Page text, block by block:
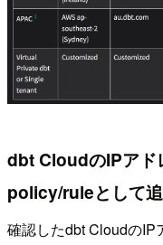
dbt CloudのIPア
policy/ruleとして
確認したdbt Cloudの